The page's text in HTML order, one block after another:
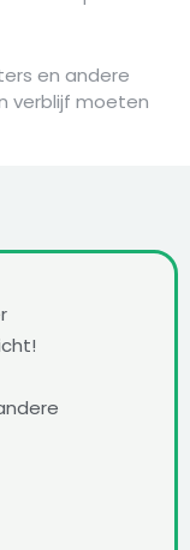
en andere
verblijf moeten